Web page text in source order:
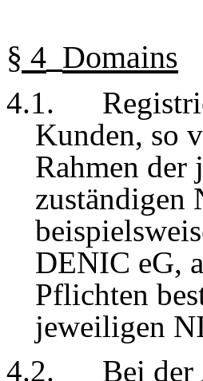
§ 4 Domains
4.1.
Kunden, so
Rahmen der
zuständigen
DENIC eG,
Pflichten
jeweiligen
4.2.
Bei der